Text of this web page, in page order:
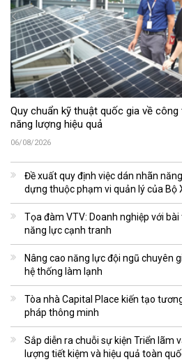
Quy chuẩn kỹ thuật quốc gia về
năng lượng hiệu quả
06/08/2026
Đề xuất quy định việc dán nhãn
dựng thuộc phạm vi quản lý của Bộ
Tọa đàm VTV: Doanh nghiệp với
năng lực cạnh tranh
Nâng cao năng lực đội ngũ chuyên
hệ thống làm lạnh
Tòa nhà Capital Place kiến tạo
pháp thông minh
Sắp diễn ra chuỗi sự kiện Triển lãm
lượng tiết kiệm và hiệu quả toàn